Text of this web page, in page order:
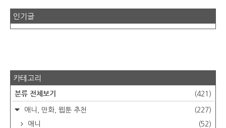
인기글
카테고리
분류 전체보기 (421)
애니, 만화, 웹툰 추천
(227)
애니
(52)